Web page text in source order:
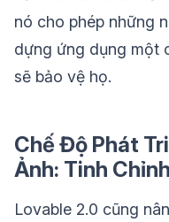
nó cho phép những
dựng ứng dụng một
sẽ bảo vệ họ.
Chế Độ Phát
Ảnh: Tinh
Lovable 2.0 cũng